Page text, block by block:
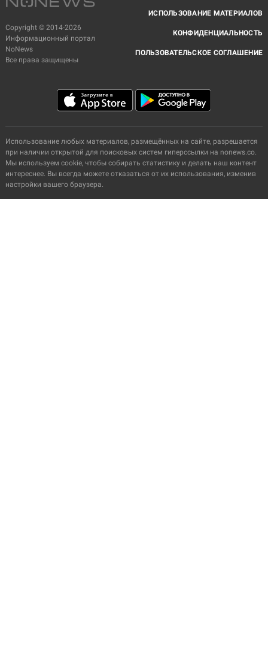
Copyright © 2014-2026
Информационный портал
NoNews
Все права защищены
ИСПОЛЬЗОВАНИЕ МАТЕРИАЛОВ
КОНФИДЕНЦИАЛЬНОСТЬ
ПОЛЬЗОВАТЕЛЬСКОЕ СОГЛАШЕНИЕ
Использование любых материалов, размещённых на сайте, разрешается
при наличии открытой для поисковых систем гиперссылки на nonews.co.
Мы используем cookie, чтобы собирать статистику и делать наш контент
интереснее. Вы всегда можете отказаться от их использования, изменив
настройки вашего браузера.